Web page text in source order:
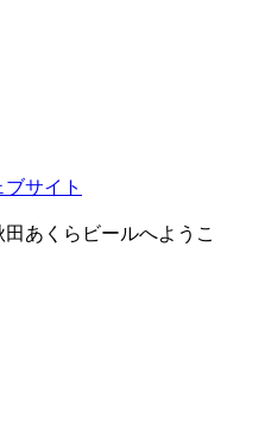
サイト
あくらビールへようこ